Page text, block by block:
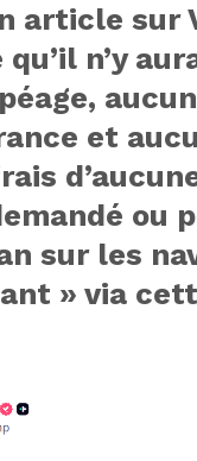
article sur
qu’il n’y
et
ou
sur les
» via